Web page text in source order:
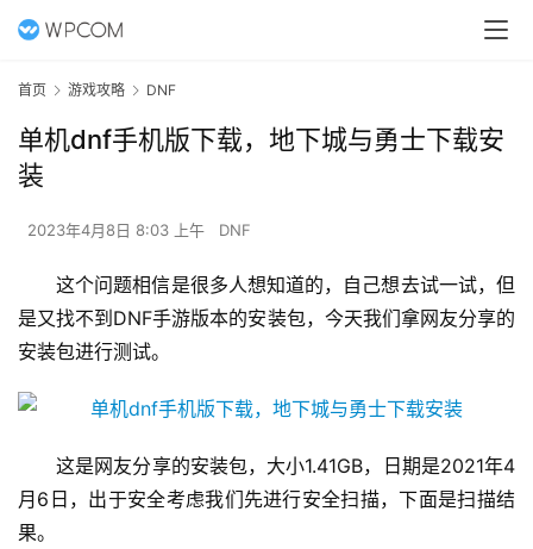
首页 游戏攻略 DNF
单机dnf手机版下载，地下城与勇士下载安
装
2023年4月8日 8:03 上午 DNF
这个问题相信是很多人想知道的，自己想去试一试，但
是又找不到DNF手游版本的安装包，今天我们拿网友分享的
安装包进行测试。
这是网友分享的安装包，大小1.41GB，日期是2021年4
月6日，出于安全考虑我们先进行安全扫描，下面是扫描结
果。